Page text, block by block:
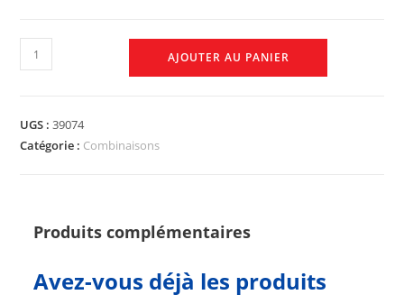
AJOUTER AU PANIER
UGS :39074
Catégorie : Combinaisons
Produits complémentaires
Avez-vous déjà les produits